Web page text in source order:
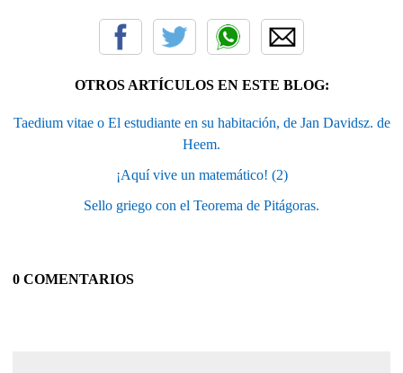
OTROS ARTÍCULOS EN ESTE BLOG:
Taedium vitae o El estudiante en su habitación, de Jan Davidsz. de
Heem.
¡Aquí vive un matemático! (2)
Sello griego con el Teorema de Pitágoras.
0 COMENTARIOS